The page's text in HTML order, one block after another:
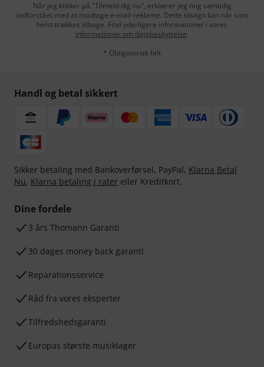
Når jeg klikker på "Tilmeld dig nu", erklærer jeg mig samtidig
indforstået med at modtage e-mail-reklame. Dette tilsagn kan når som
helst trækkes tilbage. Find yderligere informationer i vores
informationer om databeskyttelse.
* Obligatorisk felt
Handl og betal sikkert
Sikker betaling med Bankoverførsel, PayPal, Klarna Betal
Nu, Klarna betaling i rater eller Kreditkort.
Dine fordele
3 års Thomann Garanti
30 dages money back garanti
Reparationsservice
Råd fra vores eksperter
Tilfredshedsgaranti
Europas største musiklager